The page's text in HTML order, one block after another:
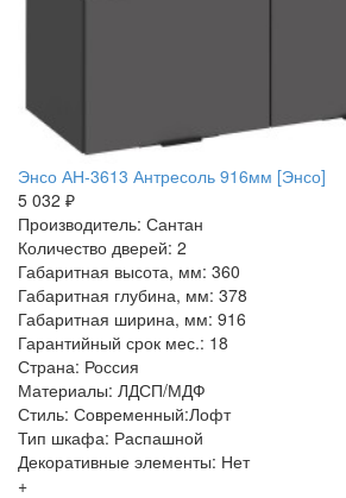
Энсо АН-3613 Антресоль 916мм [Энсо]
5 032 ₽
Производитель: Сантан
Количество дверей: 2
Габаритная высота, мм: 360
Габаритная глубина, мм: 378
Габаритная ширина, мм: 916
Гарантийный срок мес.: 18
Страна: Россия
Материалы: ЛДСП/МДФ
Стиль: Современный:Лофт
Тип шкафа: Распашной
Декоративные элементы: Нет
+